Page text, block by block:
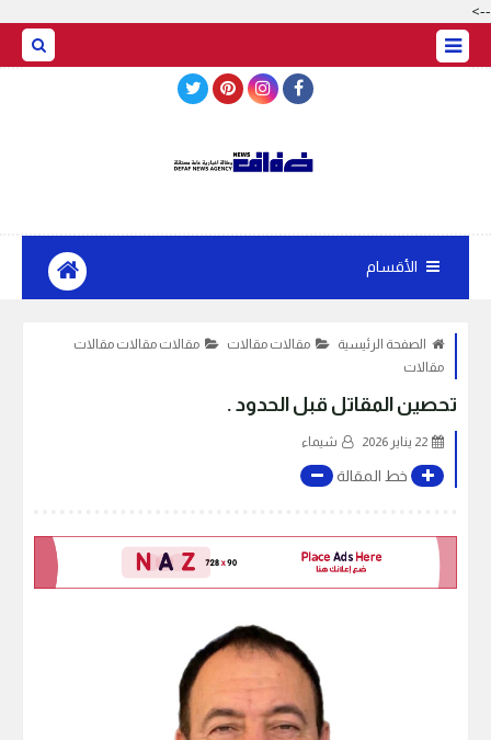
-->
الأقسام
الصفحة الرئيسية مقالات مقالات
مقالات مقالات مقالات
مقالات
تحصين المقاتل قبل الحدود .
22 يناير 2026 شيماء
خط المقالة